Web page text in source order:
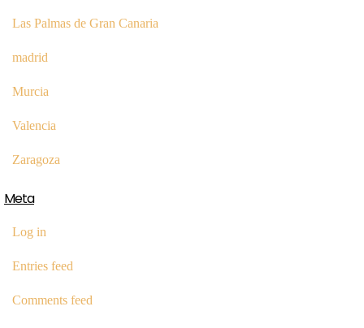
Las Palmas de Gran Canaria
madrid
Murcia
Valencia
Zaragoza
Meta
Log in
Entries feed
Comments feed